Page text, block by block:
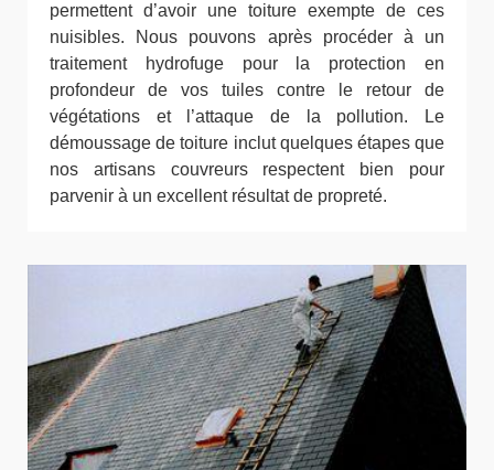
permettent d’avoir une toiture exempte de ces
nuisibles. Nous pouvons après procéder à un
traitement hydrofuge pour la protection en
profondeur de vos tuiles contre le retour de
végétations et l’attaque de la pollution. Le
démoussage de toiture inclut quelques étapes que
nos artisans couvreurs respectent bien pour
parvenir à un excellent résultat de propreté.